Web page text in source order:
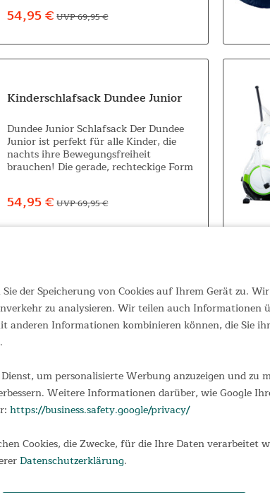
doch...
54,95 € UVP 69,95 €
Kinderschlafsack Dundee Junior
Dundee Junior Schlafsack Der Dundee
Junior ist perfekt für alle Kinder, die
nachts ihre Bewegungsfreiheit
brauchen! Die gerade, rechteckige Form
doch...
54,95 € UVP 69,95 €
Schlafsack Dundee RV rechts
Deckenschlafsack mit
Komforttemperatur zwischen 12 °C und
schätzen wissen. Die gerade, rechteckige
Form bietet,...
67,95 € UVP 84,95 €
Schlafsack Dundee RV rechrs
der Speicherung von Cookies auf Ihrem Gerät zu.
zu analysieren. Wir teilen auch Informationen
anderen Informationen kombinieren können, die Sie
um personalisierte Werbung anzuzeigen und zu
Weitere Informationen darüber, wie Google
https://business.safety.google/privacy/
Cookies, die Zwecke, für die Ihre Daten verarbeitet
Datenschutzerklärung.